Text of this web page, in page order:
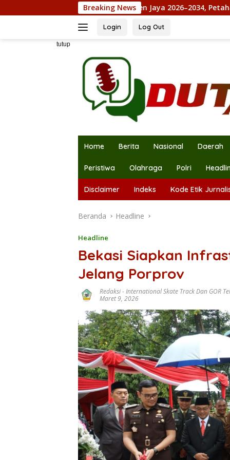
ke
Breaking News
Maju Pilkades Jejalen Jaya 2026–2034, Petahana Kumpul
Login Log Out
tutup
Home Berita Nasional Daerah
Peristiwa Olahraga Polri
Disclaimer Indeks Kode Etik
Beranda Headline
Headline
Bekasi Siapkan
Jelang Porprov
Redaksi-International Skate Track Dan GOR
Maret 9, 2026